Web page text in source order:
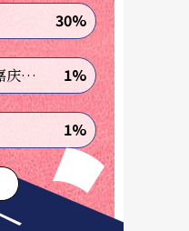
30%
《转生到异世界成为嘉庆君—发现我的祖先是诈骗集团!?》 1%
1%